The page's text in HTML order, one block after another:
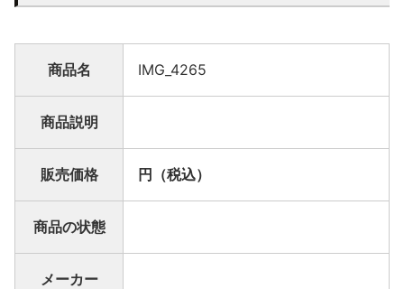
商品名 IMG_4265
商品説明
販売価格 円（税込）
商品の状態
メーカー